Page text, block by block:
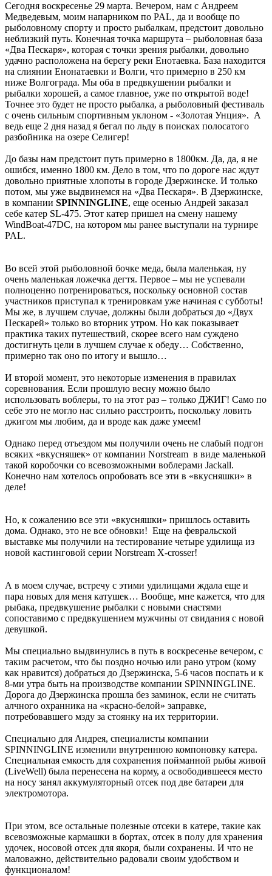
Сегодня воскресенье 29 марта. Вечером, нам с Андреем
Медведевым, моим напарником по PAL, да и вообще по
рыболовному спорту и просто рыбалкам, предстоит довольно
неблизкий путь. Конечная точка маршрута – рыболовная база
«Два Пескаря», которая с точки зрения рыбалки, довольно
удачно расположена на берегу реки Енотаевка. База находится
на слиянии Енонатаевки и Волги, что примерно в 250 км
ниже Волгограда. Мы оба в предвкушении рыбалки и
рыбалки хорошей, а самое главное, уже по открытой воде!
Точнее это будет не просто рыбалка, а рыболовный фестиваль
с очень сильным спортивным уклоном - «Золотая Унция». А
ведь еще 2 дня назад я бегал по льду в поисках полосатого
разбойника на озере Селигер!
До базы нам предстоит путь примерно в 1800км. Да, да, я не
ошибся, именно 1800 км. Дело в том, что по дороге нас ждут
довольно приятные хлопоты в городе Дзержинске. И только
потом, мы уже выдвинемся на «Два Пескаря». В Дзержинске,
в компании SPINNINGLINE, еще осенью Андрей заказал
себе катер SL-475. Этот катер пришел на смену нашему
WindBoat-47DC, на котором мы ранее выступали на турнире
PAL.
Во всей этой рыболовной бочке меда, была маленькая, ну
очень маленькая ложечка дегтя. Первое – мы не успевали
полноценно потренироваться, поскольку основной состав
участников приступал к тренировкам уже начиная с субботы!
Мы же, в лучшем случае, должны были добраться до «Двух
Пескарей» только во вторник утром. Но как показывает
практика таких путешествий, скорее всего нам суждено
достигнуть цели в лучшем случае к обеду… Собственно,
примерно так оно по итогу и вышло…
И второй момент, это некоторые изменения в правилах
соревнования. Если прошлую весну можно было
использовать воблеры, то на этот раз – только ДЖИГ! Само по
себе это не могло нас сильно расстроить, поскольку ловить
джигом мы любим, да и вроде как даже умеем!
Однако перед отъездом мы получили очень не слабый подгон
всяких «вкусняшек» от компании Norstream в виде маленькой
такой коробочки со всевозможными воблерами Jackall.
Конечно нам хотелось опробовать все эти в «вкусняшки» в
деле!
Но, к сожалению все эти «вкусняшки» пришлось оставить
дома. Однако, это не все обновки! Еще на февральской
выставке мы получили на тестирование четыре удилища из
новой кастинговой серии Norstream X-crosser!
А в моем случае, встречу с этими удилищами ждала еще и
пара новых для меня катушек… Вообще, мне кажется, что для
рыбака, предвкушение рыбалки с новыми снастями
сопоставимо с предвкушением мужчины от свидания с новой
девушкой.
Мы специально выдвинулись в путь в воскресенье вечером, с
таким расчетом, что бы поздно ночью или рано утром (кому
как нравится) добраться до Дзержинска, 5-6 часов поспать и к
8-ми утра быть на производстве компании SPINNINGLINE.
Дорога до Дзержинска прошла без заминок, если не считать
алчного охранника на «красно-белой» заправке,
потребовавшего мзду за стоянку на их территории.
Специально для Андрея, специалисты компании
SPINNINGLINE изменили внутреннюю компоновку катера.
Специальная емкость для сохранения пойманной рыбы живой
(LiveWell) была перенесена на корму, а освободившееся место
на носу занял аккумуляторный отсек под две батареи для
электромотора.
При этом, все остальные полезные отсеки в катере, такие как
всевозможные кармашки в бортах, отсек в полу для хранения
удочек, носовой отсек для якоря, были сохранены. И что не
маловажно, действительно радовали своим удобством и
функционалом!